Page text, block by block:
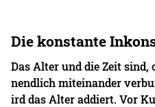
Die konstante
Das Alter und die Zeit
nendlich miteinander
ird das Alter addiert. Vor